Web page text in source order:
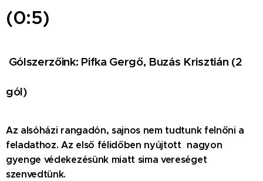
(0:5)
Gólszerzőink: Pifka Gergő, Buzás Krisztián (2
gól)
Az alsóházi rangadón, sajnos nem tudtunk felnőni a
feladathoz. Az első félidőben nyújtott nagyon
gyenge védekezésünk miatt sima vereséget
szenvedtünk.